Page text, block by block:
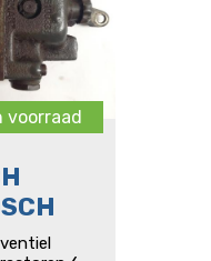
voorraad